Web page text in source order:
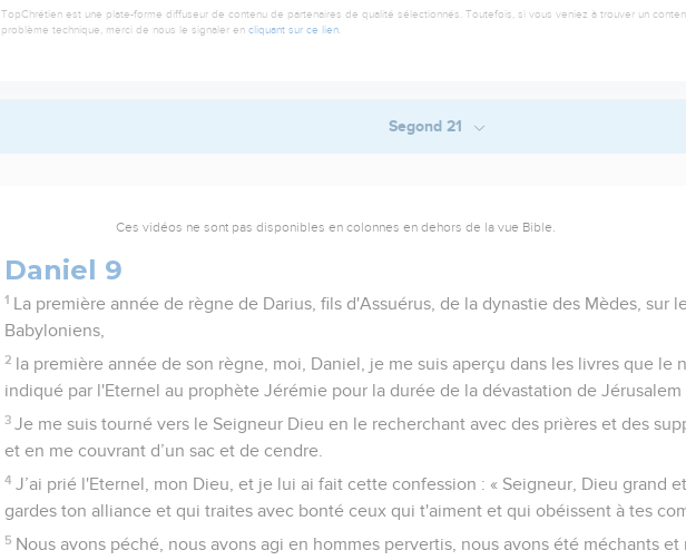
TopChrétien est une plate-forme diffuseur de contenu de partenaires de qualité sélectionnés. Toutefois, si vous veniez à trouver un
problème technique, merci de nous le signaler en cliquant sur ce lien
Segond 21
Ces vidéos ne sont pas disponibles en colonnes en dehors de la vue Bible.
Daniel 9
1
La première année de règne de Darius, fils d'Assuérus, de la dynastie des Mèdes, sur
Babyloniens,
2
la première année de son règne, moi, Daniel, je me suis aperçu dans les livres que le
indiqué par l'Eternel au prophète Jérémie pour la durée de la dévastation de Jérusalem
3 Je me suis tourné vers le Seigneur Dieu en le recherchant avec des prières et des
et en me couvrant d’un sac et de cendre.
4 J’ai prié l'Eternel, mon Dieu, et je lui ai fait cette confession : « Seigneur, Dieu grand
gardes ton alliance et qui traites avec bonté ceux qui t'aiment et qui obéissent à tes
5 Nous avons péché, nous avons agi en hommes pervertis, nous avons été méchants